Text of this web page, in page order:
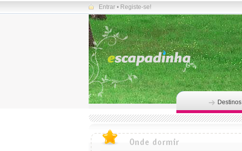
Entrar • Registe-se!
Destinos